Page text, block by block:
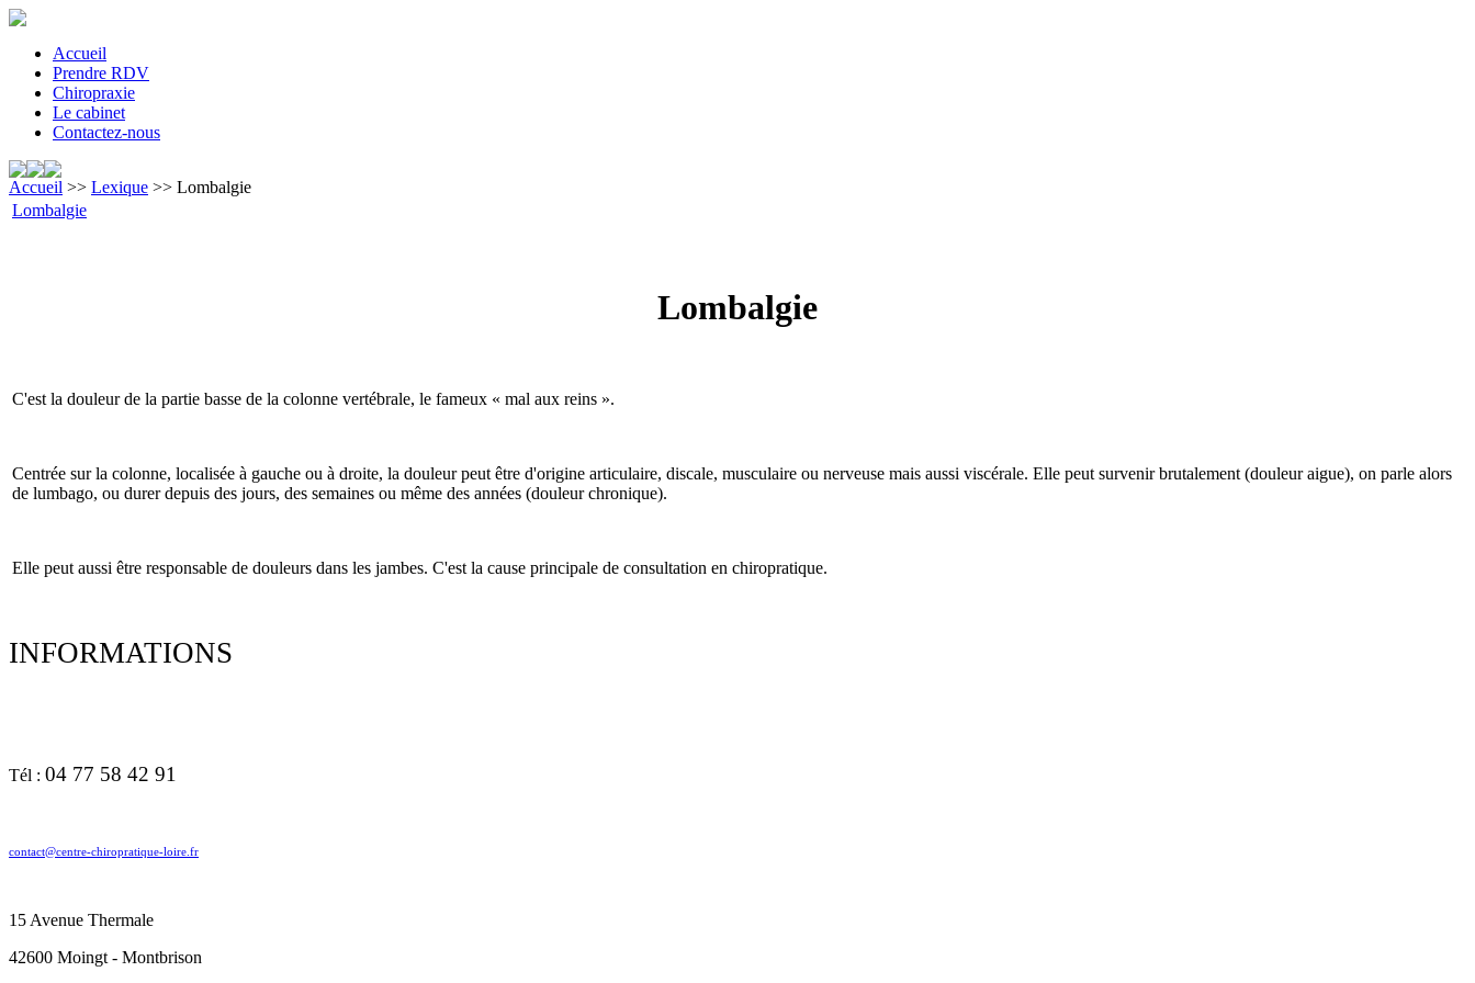
Accueil
Prendre RDV
Chiropraxie
Le cabinet
Contactez-nous
Accueil >> Lexique >> Lombalgie
Lombalgie
Lombalgie
C'est la douleur de la partie basse de la colonne vertébrale, le fameux « mal aux reins ».
Centrée sur la colonne, localisée à gauche ou à droite, la douleur peut être d'origine articulaire, discale, musculaire ou nerveuse mais aussi viscérale. Elle peut survenir brutalement (douleur aigue), on parle alors
de lumbago, ou durer depuis des jours, des semaines ou même des années (douleur chronique).
Elle peut aussi être responsable de douleurs dans les jambes. C'est la cause principale de consultation en chiropratique.
INFORMATIONS
Tél : 04 77 58 42 91
contact@centre-chiropratique-loire.fr
15 Avenue Thermale
42600 Moingt - Montbrison